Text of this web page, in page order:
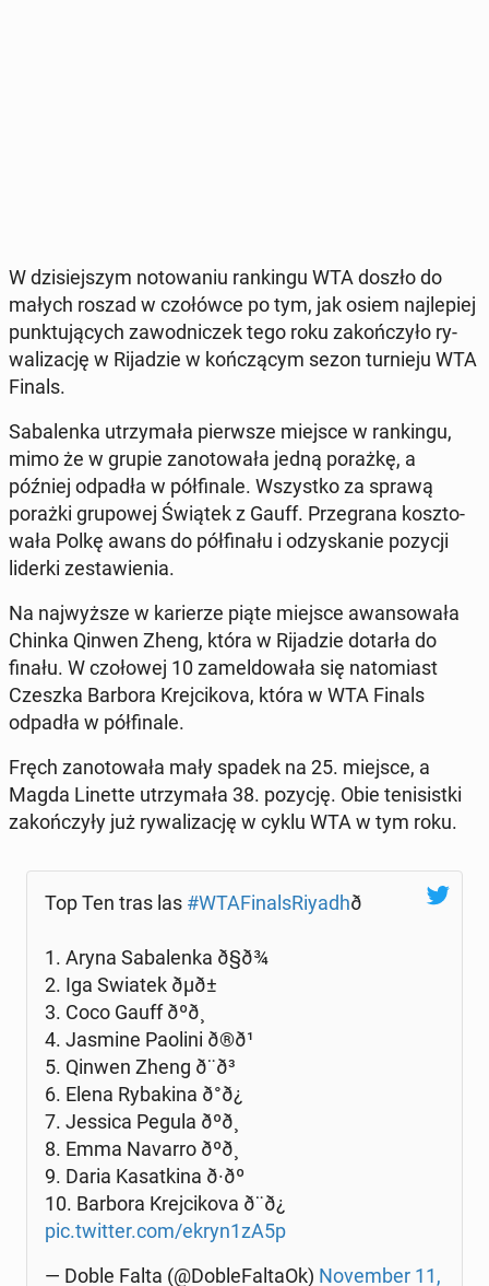
W dzi­siej­szym no­to­wa­niu ran­kin­gu WTA doszło do
małych roszad w czo­łów­ce po tym, jak osiem naj­le­piej
punk­tu­ją­cych za­wod­ni­czek tego roku za­koń­czy­ło ry­
wa­li­za­cję w Ri­ja­dzie w koń­czą­cym sezon tur­nie­ju WTA
Finals.
Sa­ba­len­ka utrzy­ma­ła pierw­sze miejsce w ran­kin­gu,
mimo że w grupie za­no­to­wa­ła jedną porażkę, a
później odpadła w pół­fi­na­le. Wszyst­ko za sprawą
porażki gru­po­wej Świątek z Gauff. Prze­gra­na kosz­to­
wa­ła Polkę awans do pół­fi­na­łu i od­zy­ska­nie pozycji
liderki ze­sta­wie­nia.
Na naj­wyż­sze w ka­rie­rze piąte miejsce awan­so­wa­ła
Chinka Qinwen Zheng, która w Ri­ja­dzie dotarła do
finału. W czo­ło­wej 10 za­mel­do­wa­ła się na­to­miast
Czeszka Barbora Krej­ci­ko­va, która w WTA Finals
odpadła w pół­fi­na­le.
Fręch za­no­to­wa­ła mały spadek na 25. miejsce, a
Magda Linette utrzy­ma­ła 38. pozycję. Obie te­ni­sist­ki
za­koń­czy­ły już ry­wa­li­za­cję w cyklu WTA w tym roku.
Top Ten tras las #WTA­Fi­nal­sRiy­adhð
1. Aryna Sa­ba­len­ka ð§ð¾
2. Iga Swiatek ðµð±
3. Coco Gauff ðºð¸
4. Jasmine Paolini ð®ð¹
5. Qinwen Zheng ð¨ð³
6. Elena Ry­ba­ki­na ð°ð¿
7. Jessica Pegula ðºð¸
8. Emma Navarro ðºð¸
9. Daria Ka­sat­ki­na ð·ðº
10. Barbora Krej­ci­ko­va ð¨ð¿
pic.twitter.com/ekryn1zA5p
— Doble Falta (@Do­ble­Fal­ta­Ok) No­vem­ber 11,